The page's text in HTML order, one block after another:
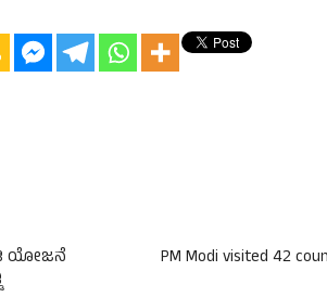
ಯೋಜನೆ
PM Modi visited 42